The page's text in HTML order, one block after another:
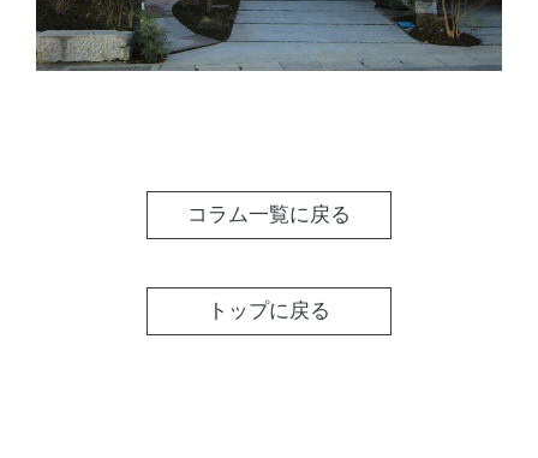
コラム一覧に戻る
トップに戻る